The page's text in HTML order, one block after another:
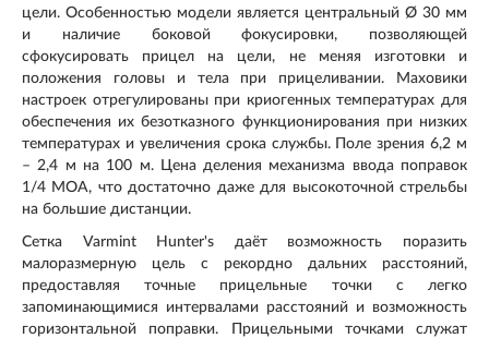
цели. Особенностью модели является центральный Ø 30 мм
и наличие боковой фокусировки, позволяющей
сфокусировать прицел на цели, не меняя изготовки и
положения головы и тела при прицеливании. Маховики
настроек отрегулированы при криогенных температурах для
обеспечения их безотказного функционирования при низких
температурах и увеличения срока службы. Поле зрения 6,2 м
– 2,4 м на 100 м. Цена деления механизма ввода поправок
1/4 MOA, что достаточно даже для высокоточной стрельбы
на большие дистанции.
Сетка Varmint Hunter's даёт возможность поразить
малоразмерную цель с рекордно дальних расстояний,
предоставляя точные прицельные точки с легко
запоминающимися интервалами расстояний и возможность
горизонтальной поправки. Прицельными точками служат